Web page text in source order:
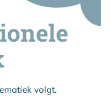
volgt.